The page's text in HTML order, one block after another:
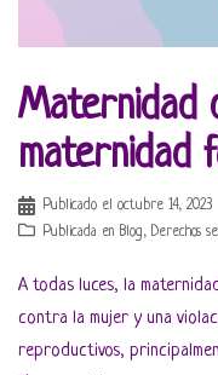
Maternidad
maternidad
Publicado el octubre 14, 2023
Publicada en Blog, Derechos
A todas luces, la
contra la mujer y una
reproductivos,